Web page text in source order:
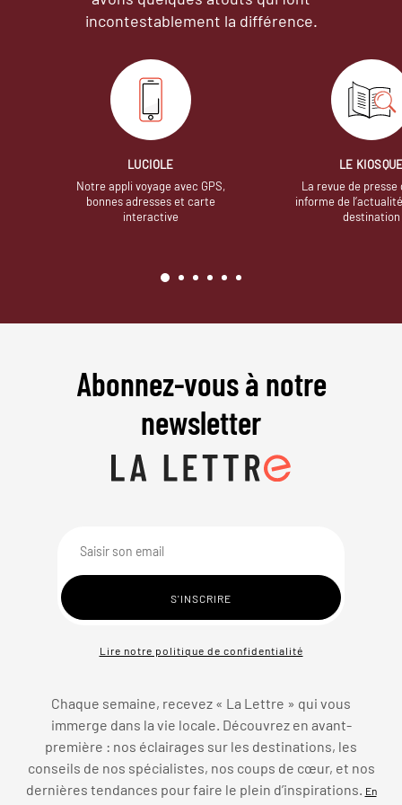
incontestablement la différence.
LUCIOLE
Notre appli voyage avec GPS,
bonnes adresses et carte
interactive
LE
La revue de presse
informe de
destination
Abonnez-vous à notre
newsletter
Lire notre politique de confidentialité
Chaque semaine, recevez « La Lettre » qui vous
immerge dans la vie locale. Découvrez en avant-
première : nos éclairages sur les destinations, les
conseils de nos spécialistes, nos coups de cœur, et nos
dernières tendances pour faire le plein d’inspirations. En